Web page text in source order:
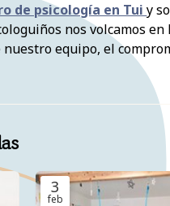
de psicología en Tuiy
nos volcamos
equipo, el
3
feb